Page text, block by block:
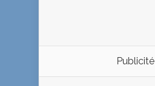
Publicité